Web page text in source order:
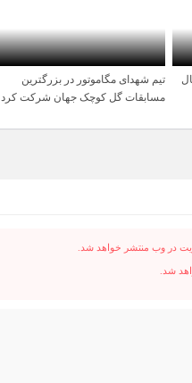
1 سال قبل
تیم شهدای مگاموتور در بزرگترین
مسابقات گل کوچک جهان شرکت کرد
در وب منتشر خواهد شد.
شد.